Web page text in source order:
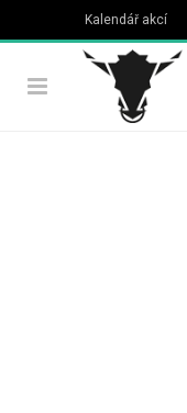
Kalendář akcí